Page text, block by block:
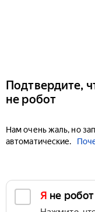
Подтвердите,
не робот
Нам очень жаль, но
автоматические.
Я не робот